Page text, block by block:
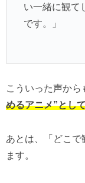
い一緒に観て
です。」
こういった声から
めるアニメ”とし
あとは、「どこで
ます。